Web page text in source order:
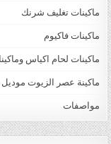
ماكينات تغليف شرنك
ماكينات فاكيوم
ماكينات لحام اكياس
ماكينة عصر الزيوت موديل 811 ماركة المهندس منسي
مواصفات